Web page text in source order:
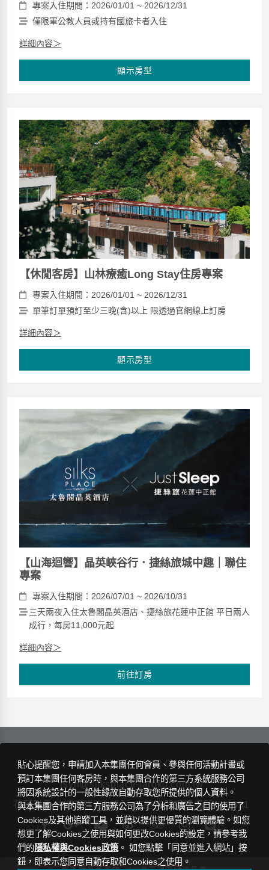
專案入住期間：2026/01/01 ~ 2026/12/31
僅限軍公教人員或持有國旅卡者入住
詳細內容＞
顯示房型
【休閒客房】山林療癒Long Stay住房專案
專案入住期間：2026/01/01 ~ 2026/12/31
單筆訂單預訂至少三晚(含)以上 限透過官網線上訂房
詳細內容＞
顯示房型
【山海迴響】晶英峽谷行．捷絲旅城中趣｜聯住
專案
專案入住期間：2026/07/01 ~ 2026/10/31
三天兩夜入住太魯閣晶英酒店、捷絲旅花蓮中正館 平日兩人
成行，每房11,000元起
詳細內容＞
前往訂房
TEL：03-869-1155
FAX：03-869-1160
rsvn@silksplace-taroko.com.tw
花蓮縣秀林鄉天祥路18號
旅館業登記證編號： 1551
貼心提醒您，申請加入本集團任何會員、參與任何活動計畫或
預訂本集團任何客房時，與本集團合作的第三方系統服務公司
將因系統設計的一般性緣故自動存取您所提供的個人資料。
與本集團合作的第三方服務公司為了分析和廣告之目的使用了
Cookies及其他追蹤工具，並藉以提供更優質的瀏覽體驗。如您
想更了解Cookies之使用與如何更改Cookies的設定，請參考我
們的隱私權與Cookies政策 。 如您點擊「同意並進入網站」按
鈕，即表示您同意自動存取和Cookies之使用。